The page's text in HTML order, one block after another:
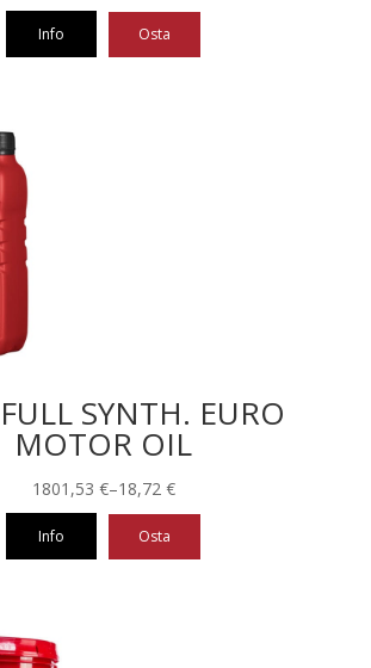
37,50 €
Info Osta
SYNTH. EURO
MOTOR OIL
18,72 €
–
1801,53 €Hintaluokka:
18,72 €
Info Osta